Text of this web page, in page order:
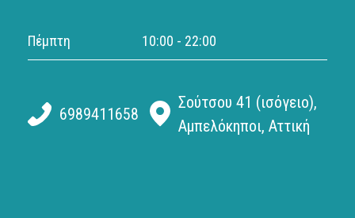
Πέμπτη 10:00 - 22:00
6989411658
Σούτσου 41 (ισόγειο),
Αμπελόκηποι, Αττική